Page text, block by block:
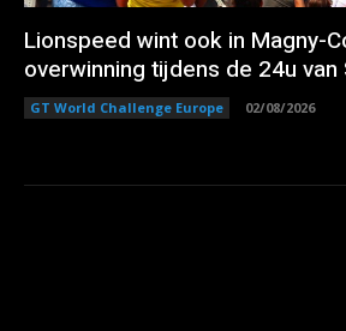
Lionspeed wint ook in Magny-
overwinning tijdens de 24u van
GT World Challenge Europe 02/08/2026